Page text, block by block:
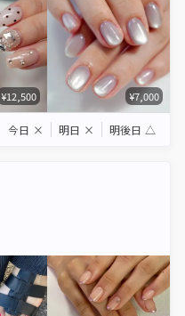
¥12,500 ¥7,000
今日 × 明日 × 明後日 △